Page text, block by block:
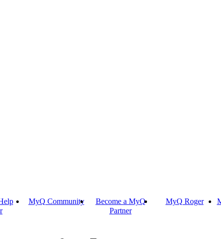
MyQ Community
Become a MyQ
Partner
MyQ Roger